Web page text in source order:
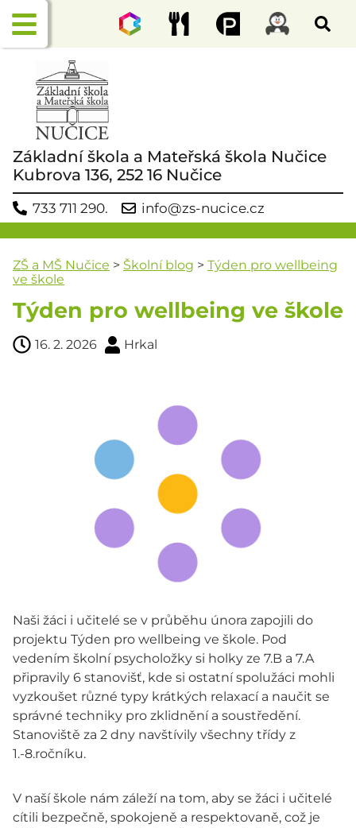
Základní škola a Mateřská škola Nučice
Kubrova 136, 252 16 Nučice
733 711 290. info@zs-nucice.cz
ZŠ a MŠ Nučice > Školní blog > Týden pro wellbeing
ve škole
Týden pro wellbeing ve škole
16. 2. 2026 Hrkal
Naši žáci i učitelé se v průběhu února zapojili do
projektu Týden pro wellbeing ve škole. Pod
vedením školní psycholožky si holky ze 7.B a 7.A
připravily 6 stanovišť, kde si ostatní spolužáci mohli
vyzkoušet různé typy krátkých relaxací a naučit se
správné techniky pro zklidnění a soustředění.
Stanoviště za 2 dny navštívily všechny třídy z
1.-8.ročníku.
V naší škole nám záleží na tom, aby se žáci i učitelé
cítili bezpečně, spokojeně a respektovaně, což je